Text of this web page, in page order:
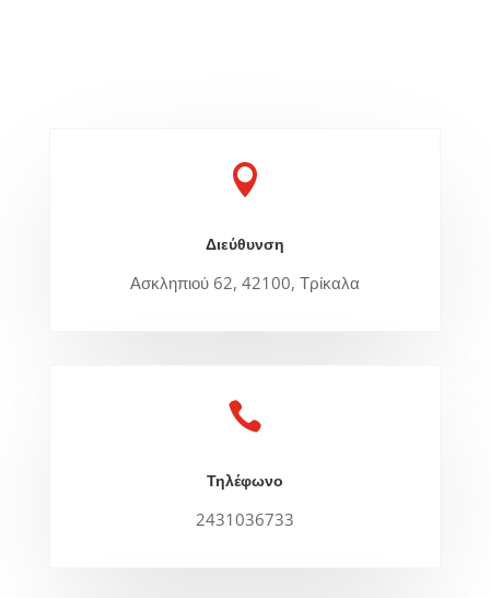

Διεύθυνση
Ασκληπιού 62, 42100, Τρίκαλα

Τηλέφωνο
2431036733